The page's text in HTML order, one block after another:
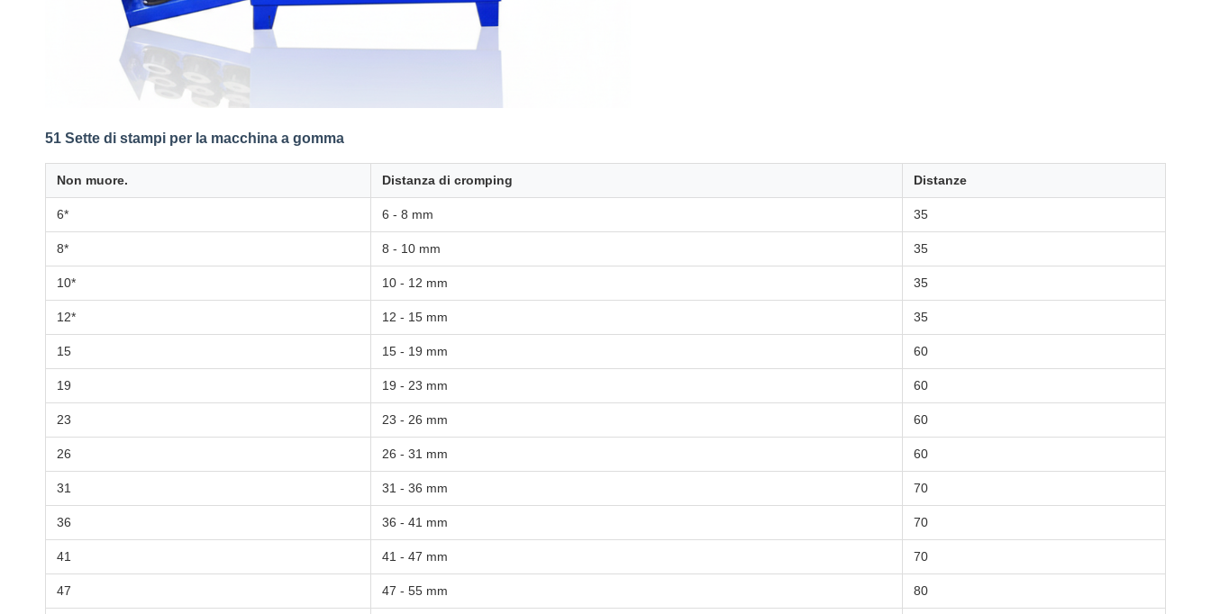
51 Sette di stampi per la macchina a gomma
Non muore. Distanza di cromping Distanze
6* 6 - 8 mm 35
8* 8 - 10 mm 35
10* 10 - 12 mm 35
12* 12 - 15 mm 35
15 15 - 19 mm 60
19 19 - 23 mm 60
23 23 - 26 mm 60
26 26 - 31 mm 60
31 31 - 36 mm 70
36 36 - 41 mm 70
41 41 - 47 mm 70
47 47 - 55 mm 80